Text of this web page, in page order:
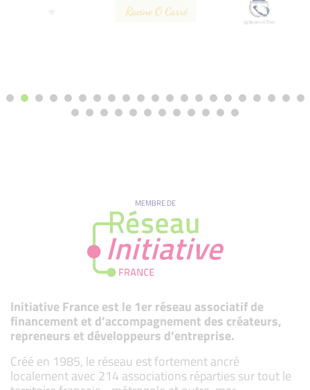
MEMBRE DE
Initiative France est le 1er réseau associatif de
financement et d’accompagnement des créateurs,
repreneurs et développeurs d’entreprise.
Créé en 1985, le réseau est fortement ancré
localement avec 214 associations réparties sur tout le